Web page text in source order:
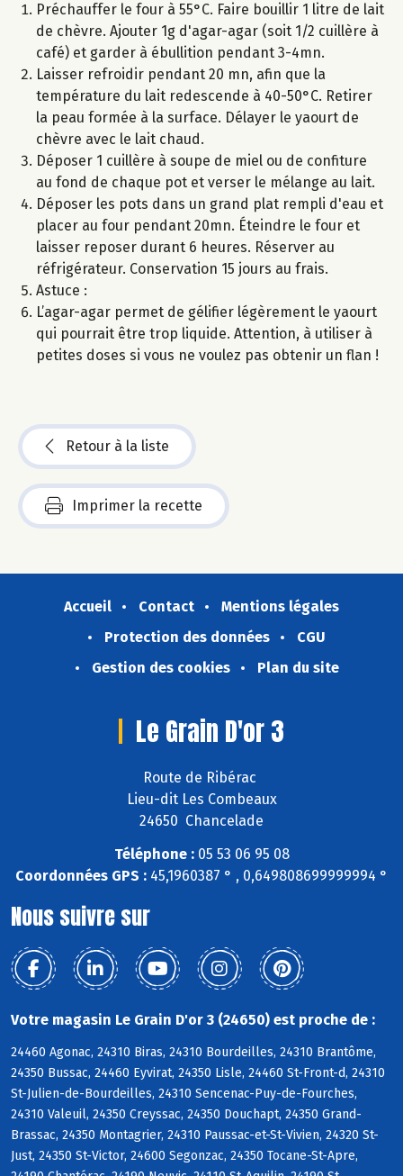
Préchauffer le four à 55°C. Faire bouillir 1 litre de lait
de chèvre. Ajouter 1g d'agar-agar (soit 1/2 cuillère à
café) et garder à ébullition pendant 3-4mn.
Laisser refroidir pendant 20 mn, afin que la
température du lait redescende à 40-50°C. Retirer
la peau formée à la surface. Délayer le yaourt de
chèvre avec le lait chaud.
Déposer 1 cuillère à soupe de miel ou de confiture
au fond de chaque pot et verser le mélange au lait.
Déposer les pots dans un grand plat rempli d'eau et
placer au four pendant 20mn. Éteindre le four et
laisser reposer durant 6 heures. Réserver au
réfrigérateur. Conservation 15 jours au frais.
Astuce :
L’agar-agar permet de gélifier légèrement le yaourt
qui pourrait être trop liquide. Attention, à utiliser à
petites doses si vous ne voulez pas obtenir un flan !
Retour à la liste
Imprimer la recette
Accueil Contact
Mentions légales
Protection des données
CGU
Gestion des cookies
Plan du site
Le Grain D'or 3
Route de Ribérac
Lieu-dit Les Combeaux
24650 Chancelade
Téléphone :05 53 06 95 08
Coordonnées GPS : 45,1960387 ° , 0,649808699999994 °
Nous suivre sur
Votre magasin Le Grain D'or 3 (24650) est proche de :
24460 Agonac, 24310 Biras, 24310 Bourdeilles, 24310 Brantôme,
24350 Bussac, 24460 Eyvirat, 24350 Lisle, 24460 St-Front-d, 24310
St-Julien-de-Bourdeilles, 24310 Sencenac-Puy-de-Fourches,
24310 Valeuil, 24350 Creyssac, 24350 Douchapt, 24350 Grand-
Brassac, 24350 Montagrier, 24310 Paussac-et-St-Vivien, 24320 St-
Just, 24350 St-Victor, 24600 Segonzac, 24350 Tocane-St-Apre,